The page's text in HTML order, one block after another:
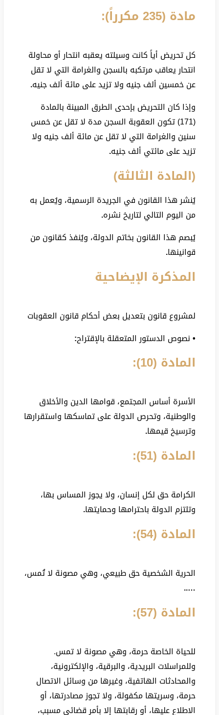
مادة (235 مكرراً):
كل تحريض أياً كانت وسيلته يعقبه انتحار أو محاولة
انتحار يعاقب مرتكبه بالسجن والغرامة التي لا تقل
عن خمسين ألف جنيه ولا تزيد على مائة ألف جنيه.
وإذا كان التحريض بإحدى الطرق المبينة بالمادة
(171) تكون العقوبة السجن مدة لا تقل عن خمس
سنين والغرامة التي لا تقل عن مائة ألف جنيه ولا
تزيد على مائتي ألف جنيه.
(المادة الثالثة)
يُنشر هذا القانون في الجريدة الرسمية، ويُعمل به
من اليوم التالي لتاريخ نشره.
يُبصم هذا القانون بخاتم الدولة، ويُنفذ كقانون من
قوانينها.
المذكرة الإيضاحية
لمشروع قانون بتعديل بعض أحكام قانون العقوبات
•نصوص الدستور المتعقلة بالإقتراح:
المادة (10):
الأسرة أساس المجتمع، قوامها الدين والأخلاق
والوطنية، وتحرص الدولة على تماسكها واستقرارها
وترسيخ قيمها.
المادة (51):
الكرامة حق لكل إنسان، ولا يجوز المساس بها،
وتلتزم الدولة باحترامها وحمايتها.
المادة (54):
الحرية الشخصية حق طبيعي، وهي مصونة لا تُمس،
…..
المادة (57):
للحياة الخاصة حرمة، وهي مصونة لا تمس.
وللمراسلات البريدية، والبرقية، والإلكترونية،
والمحادثات الهاتفية، وغيرها من وسائل الاتصال
حرمة، وسريتها مكفولة، ولا تجوز مصادرتها، أو
الاطلاع عليها، أو رقابتها إلا بأمر قضائي مسبب،